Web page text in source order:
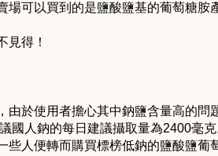
可以買到的是鹽酸鹽基的葡萄糖胺
見得！
由於使用者擔心其中鈉鹽含量高的
國人鈉的每日建議攝取量為2400毫
人便轉而購買標榜低鈉的鹽酸鹽葡